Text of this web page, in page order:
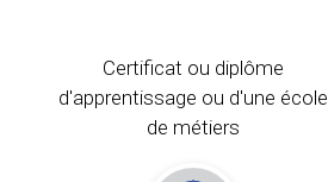
Certificat ou diplôme
d'apprentissage ou d'une école
de métiers